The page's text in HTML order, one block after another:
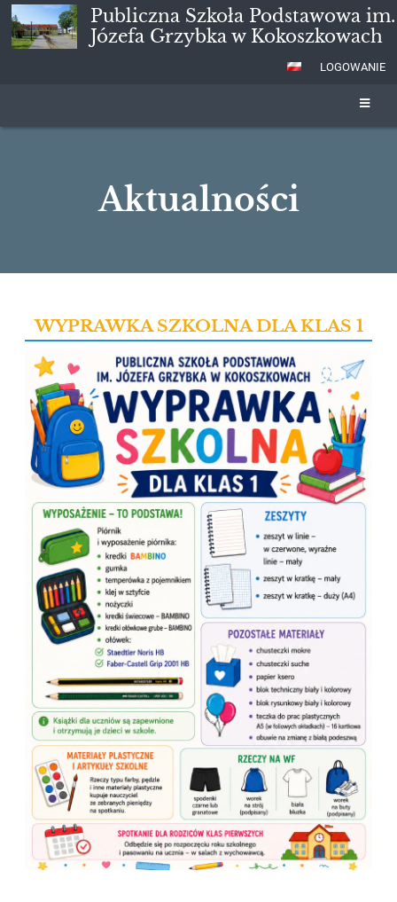
Publiczna Szkoła Podstawowa im.
Józefa Grzybka w Kokoszkowach
LOGOWANIE
Aktualności
WYPRAWKA SZKOLNA DLA KLAS 1